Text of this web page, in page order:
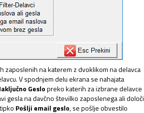
delodajalcih (OPSVT)
zaposlenih na katerem z dvoklikom na delavca
V spodnjem delu ekrana se nahajata
Geslopreko katerih za izbrane delavce
gesla na davčno številko zaposlenega ali določi
Pošlji email geslo, se pošlje obvestilo